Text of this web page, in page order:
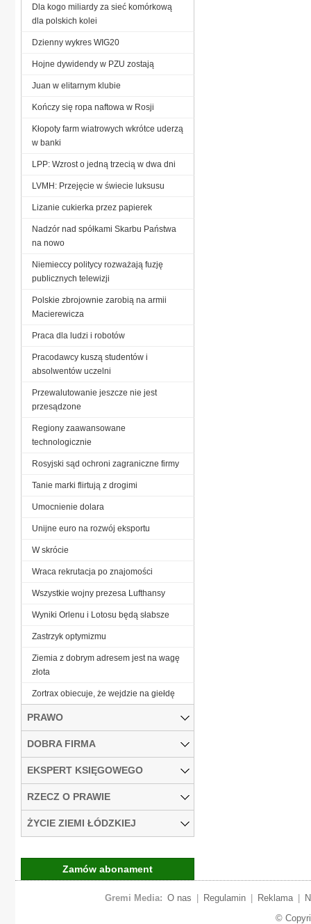
Dla kogo miliardy za sieć komórkową
dla polskich kolei
Dzienny wykres WIG20
Hojne dywidendy w PZU zostają
Juan w elitarnym klubie
Kończy się ropa naftowa w Rosji
Kłopoty farm wiatrowych wkrótce uderzą
w banki
LPP: Wzrost o jedną trzecią w dwa dni
LVMH: Przejęcie w świecie luksusu
Lizanie cukierka przez papierek
Nadzór nad spółkami Skarbu Państwa
na nowo
Niemieccy politycy rozważają fuzję
publicznych telewizji
Polskie zbrojownie zarobią na armii
Macierewicza
Praca dla ludzi i robotów
Pracodawcy kuszą studentów i
absolwentów uczelni
Przewalutowanie jeszcze nie jest
przesądzone
Regiony zaawansowane
technologicznie
Rosyjski sąd ochroni zagraniczne firmy
Tanie marki flirtują z drogimi
Umocnienie dolara
Unijne euro na rozwój eksportu
W skrócie
Wraca rekrutacja po znajomości
Wszystkie wojny prezesa Lufthansy
Wyniki Orlenu i Lotosu będą słabsze
Zastrzyk optymizmu
Ziemia z dobrym adresem jest na wagę
złota
Zortrax obiecuje, że wejdzie na giełdę
PRAWO
DOBRA FIRMA
EKSPERT KSIĘGOWEGO
RZECZ O PRAWIE
ŻYCIE ZIEMI ŁÓDZKIEJ
Zamów abonament
Gremi Media: O nas Regulamin Reklama
©